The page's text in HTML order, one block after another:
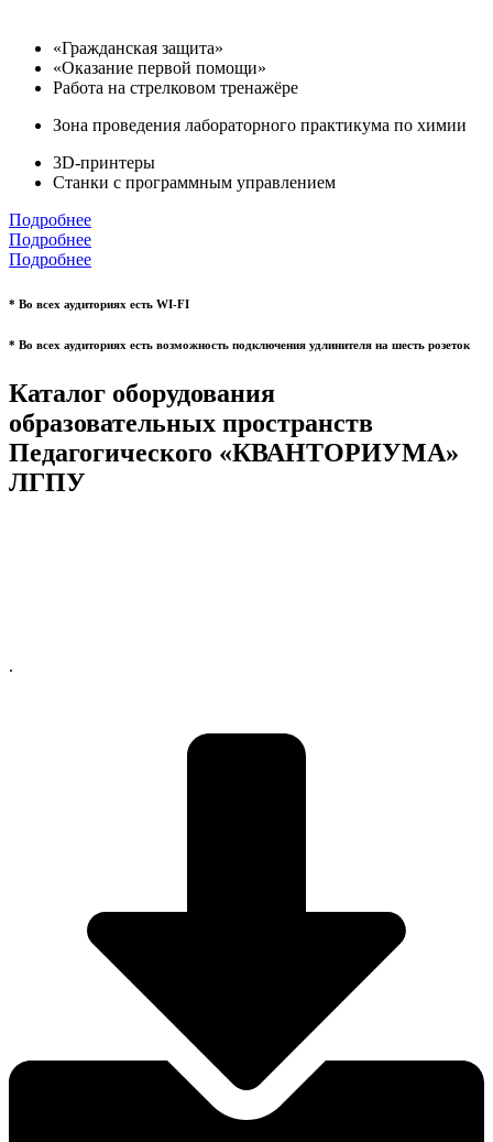
«Гражданская защита»
«Оказание первой помощи»
Работа на стрелковом тренажёре
Зона проведения лабораторного практикума по химии
3D-принтеры
Станки с программным управлением
Подробнее
Подробнее
Подробнее
* Во всех аудиториях есть WI-FI
* Во всех аудиториях есть возможность подключения удлинителя на шесть розеток
Каталог оборудования
образовательных пространств
Педагогического «КВАНТОРИУМА»
ЛГПУ
.